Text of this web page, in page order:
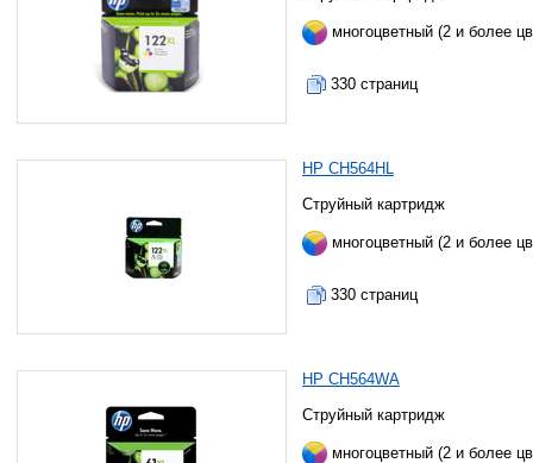
многоцветный (2 и более
330 страниц
HP CH564HL
Струйный картридж
многоцветный (2 и более
330 страниц
HP CH564WA
Струйный картридж
многоцветный (2 и более